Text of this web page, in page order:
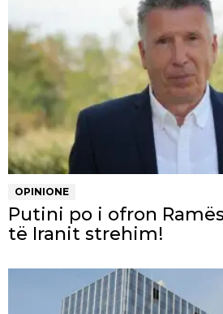
OPINIONE
Putini po i ofron
të Iranit strehim!